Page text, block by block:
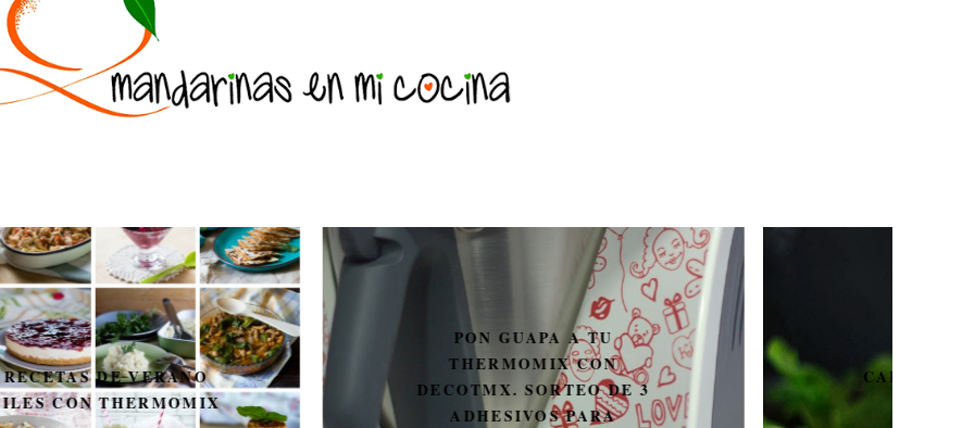
PON GUAPA A TU
THERMOMIX CON
DECOTMX. SORTEO DE 3
ADHESIVOS PARA
CALZONE DE SALAMI Y
JAMÓN DE YORK